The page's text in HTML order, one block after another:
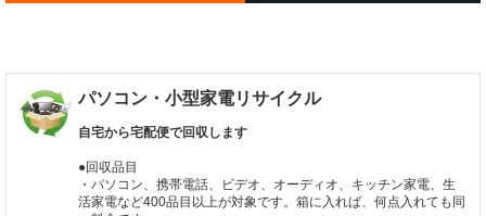
パソコン・小型家電リサイクル
自宅から宅配便で回収します
●回収品目
・パソコン、携帯電話、ビデオ、オーディオ、キッチン家電、生
活家電など400品目以上が対象です。箱に入れば、何点入れても同